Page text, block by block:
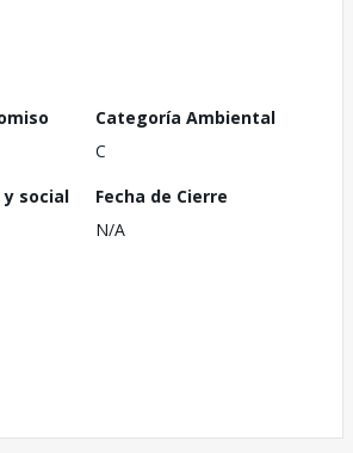
Categoría Ambiental
C
social
Fecha de Cierre
N/A